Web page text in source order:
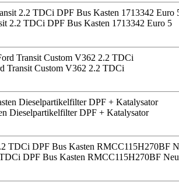
2.2 TDCi DPF Bus Kasten 1713342 Euro 5
Transit Custom V362 2.2 TDCi
Dieselpartikelfilter DPF + Katalysator
DPF Bus Kasten RMCC115H270BF Neu